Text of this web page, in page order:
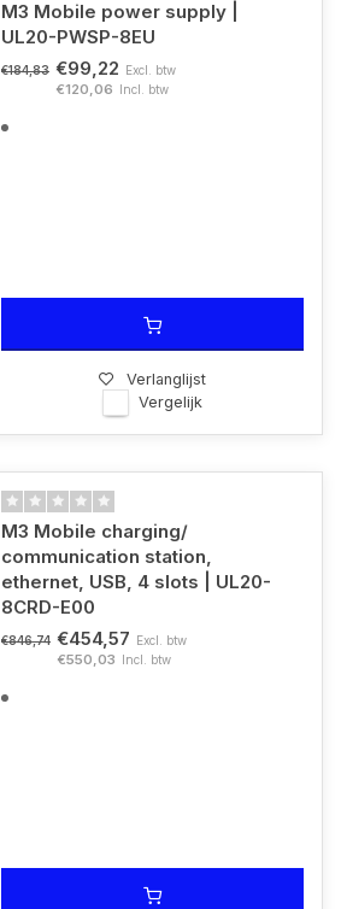
M3 Mobile power supply |
UL20-PWSP-8EU
€184,83 €99,22 Excl. btw
€120,06 Incl. btw
Verlanglijst
Vergelijk
M3 Mobile charging/
communication station,
ethernet, USB, 4 slots | UL20-
8CRD-E00
€846,74 €454,57 Excl. btw
€550,03 Incl. btw